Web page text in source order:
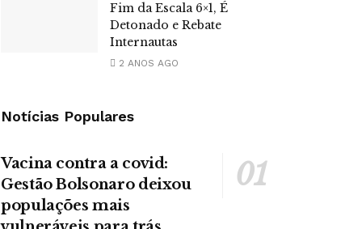
Fim da Escala 6×1, É
Detonado e Rebate
Internautas
2 ANOS AGO
Notícias Populares
Vacina contra a covid:
Gestão Bolsonaro deixou
populações mais